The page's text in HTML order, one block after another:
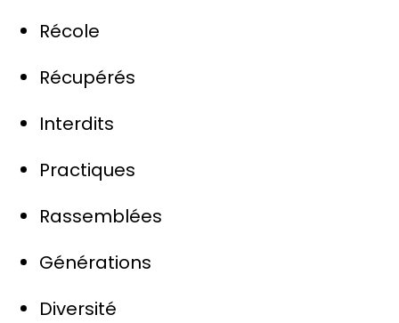
Récole
Récupérés
Interdits
Practiques
Rassemblées
Générations
Diversité